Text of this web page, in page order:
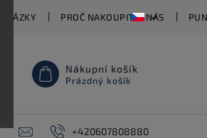
PROČ NAKOUPIT U NÁS
Nákupní košík
Prázdný košík
AKCE PIERCING
+420607808880